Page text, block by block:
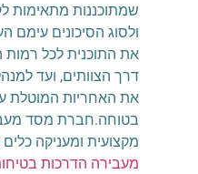
שמתוכננות מתאימות
ולסוג הסיכונים
את התוכנית לכל רמות
דרך הצוותים, ועד
את האחריות המוטלת
בטוחה.חברת מסד
מקצועית ומעניקה
מעבירה הדרכות